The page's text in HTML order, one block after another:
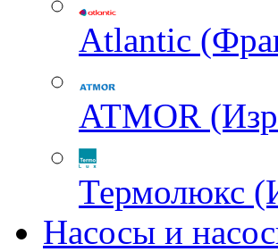
Atlantic
ATMOR
Термолюкс
Насосы и